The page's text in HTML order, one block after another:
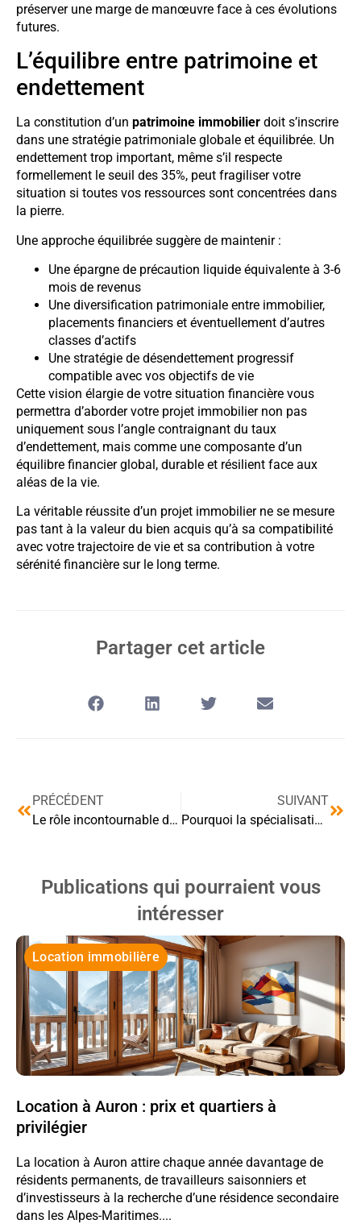
préserver une marge de manœuvre face à ces évolutions
futures.
L’équilibre entre patrimoine et
endettement
La constitution d’un patrimoine immobilier doit s’inscrire
dans une stratégie patrimoniale globale et équilibrée. Un
endettement trop important, même s’il respecte
formellement le seuil des 35%, peut fragiliser votre
situation si toutes vos ressources sont concentrées dans
la pierre.
Une approche équilibrée suggère de maintenir :
Une épargne de précaution liquide équivalente à 3-6
mois de revenus
Une diversification patrimoniale entre immobilier,
placements financiers et éventuellement d’autres
classes d’actifs
Une stratégie de désendettement progressif
compatible avec vos objectifs de vie
Cette vision élargie de votre situation financière vous
permettra d’aborder votre projet immobilier non pas
uniquement sous l’angle contraignant du taux
d’endettement, mais comme une composante d’un
équilibre financier global, durable et résilient face aux
aléas de la vie.
La véritable réussite d’un projet immobilier ne se mesure
pas tant à la valeur du bien acquis qu’à sa compatibilité
avec votre trajectoire de vie et sa contribution à votre
sérénité financière sur le long terme.
Partager cet article
PRÉCÉDENT
Le rôle incontournable des agences immobilières dans le labyrinthe locatif parisien
SUIVANT
Pourquoi la spécialisation locale de l’agence fait la différence
Publications qui pourraient vous
intéresser
Location immobilière
Location à Auron : prix et quartiers à
privilégier
La location à Auron attire chaque année davantage de
résidents permanents, de travailleurs saisonniers et
d’investisseurs à la recherche d’une résidence secondaire
dans les Alpes-Maritimes....